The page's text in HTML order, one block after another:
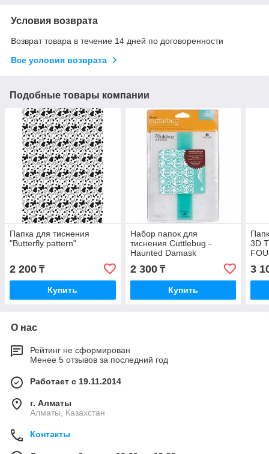
Условия возврата
Возврат товара в течение 14 дней по договоренности
Все условия возврата
Подобные товары компании
Папка для тиснения
"Butterfly pattern"
2 200 ₸
Купить
Набор папок для
тиснения Cuttlebug -
Haunted Damask
2 300₸
Купить
3D
3
О нас
Рейтинг не сформирован
Менее 5 отзывов за последний год
Работает с 19.11.2014
г. Алматы
Алматы, Казахстан
Контакты